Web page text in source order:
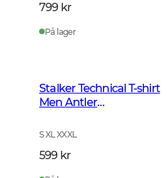
799 kr
På lager
Stalker Technical T-shirt
Men Antler
S XL XXXL
599 kr